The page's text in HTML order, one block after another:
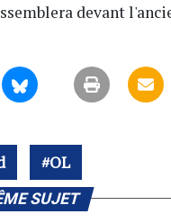
devant
OL
SUJET